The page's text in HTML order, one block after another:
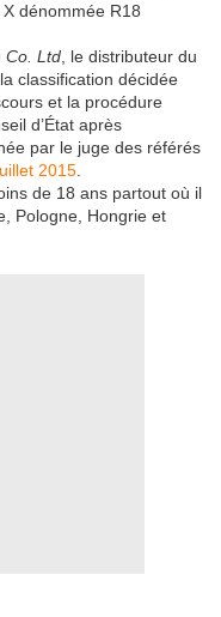
dénommée R18
Co. Ltd , le distributeur du
classification décidée
et la procédure
d’État après
par le juge des référés
2015
de 18 ans partout où il
Pologne, Hongrie et